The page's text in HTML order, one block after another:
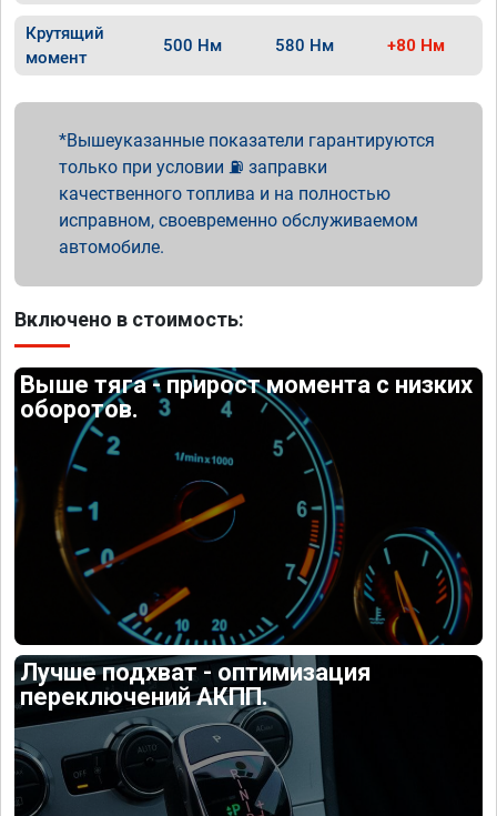
Крутящий
момент
500 Нм 580 Нм +80 Нм
Вышеуказанные показатели гарантируются
только при условии ⛽ заправки
качественного топлива и на полностью
исправном, своевременно обслуживаемом
автомобиле.
Включено в стоимость:
Выше тяга - прирост момента с низких
оборотов.
Лучше подхват - оптимизация
переключений АКПП.